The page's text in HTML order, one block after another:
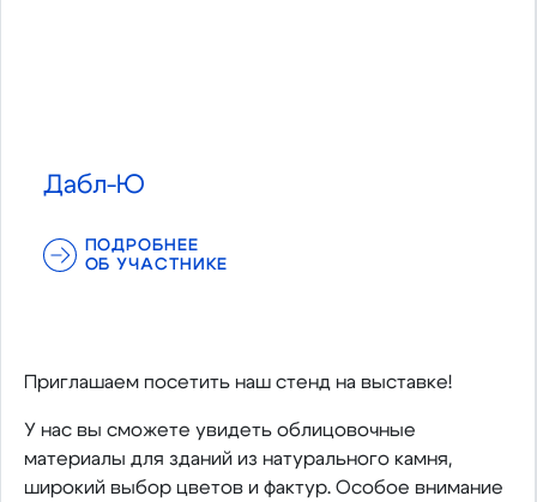
Дабл-Ю
ПОДРОБНЕЕ
ОБ УЧАСТНИКЕ
Приглашаем посетить наш стенд на выставке!
У нас вы сможете увидеть облицовочные
материалы для зданий из натурального камня,
широкий выбор цветов и фактур. Особое внимание